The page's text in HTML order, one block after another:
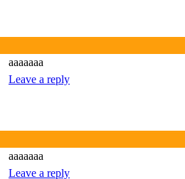
aaaaaaa
Leave a reply
aaaaaaa
Leave a reply